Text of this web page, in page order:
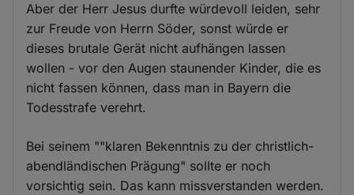
Aber der Herr Jesus durfte würdevoll leiden, sehr
zur Freude von Herrn Söder, sonst würde er
dieses brutale Gerät nicht aufhängen lassen
wollen - vor den Augen staunender Kinder, die es
nicht fassen können, dass man in Bayern die
Todesstrafe verehrt.
Bei seinem ""klaren Bekenntnis zu der christlich-
abendländischen Prägung" sollte er noch
vorsichtig sein. Das kann missverstanden werden.